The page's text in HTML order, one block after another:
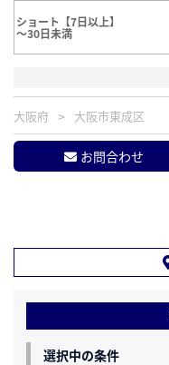
ショート【7日以上】
～30日未満
大阪府 大阪市東成区
お問合わせ
選択中の条件